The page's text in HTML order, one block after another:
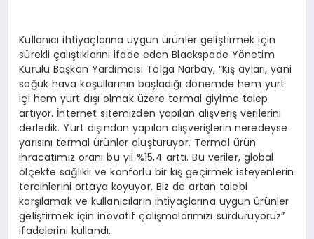
Kullanıcı ihtiyaçlarına uygun ürünler geliştirmek için
sürekli çalıştıklarını ifade eden Blackspade Yönetim
Kurulu Başkan Yardımcısı Tolga Narbay, “Kış ayları, yani
soğuk hava koşullarının başladığı dönemde hem yurt
içi hem yurt dışı olmak üzere termal giyime talep
artıyor. İnternet sitemizden yapılan alışveriş verilerini
derledik. Yurt dışından yapılan alışverişlerin neredeyse
yarısını termal ürünler oluşturuyor. Termal ürün
ihracatımız oranı bu yıl %15,4 arttı. Bu veriler, global
ölçekte sağlıklı ve konforlu bir kış geçirmek isteyenlerin
tercihlerini ortaya koyuyor. Biz de artan talebi
karşılamak ve kullanıcıların ihtiyaçlarına uygun ürünler
geliştirmek için inovatif çalışmalarımızı sürdürüyoruz”
ifadelerini kullandı.